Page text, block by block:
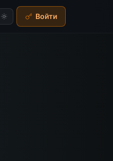
Войти